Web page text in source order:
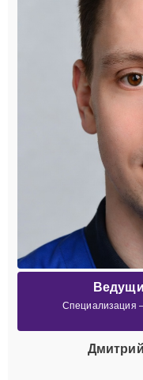
Специализация